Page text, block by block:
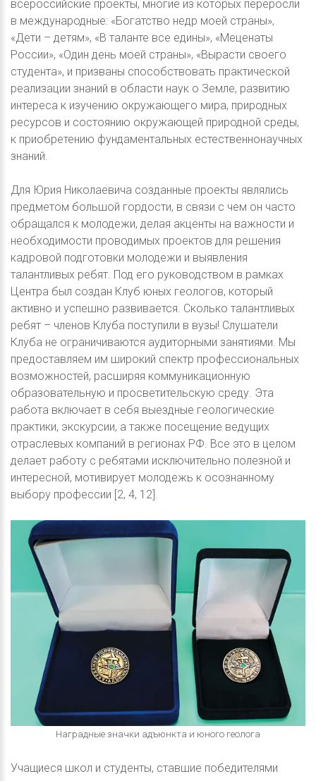
всероссийские проекты, многие из которых переросли
в международные: «Богатство недр моей страны»,
«Дети – детям», «В таланте все едины», «Меценаты
России», «Один день моей страны», «Вырасти своего
студента», и призваны способствовать практической
реализации знаний в области наук о Земле, развитию
интереса к изучению окружающего мира, природных
ресурсов и состоянию окружающей природной среды,
к приобретению фундаментальных естественнонаучных
знаний.
Для Юрия Николаевича созданные проекты являлись
предметом большой гордости, в связи с чем он часто
обращался к молодежи, делая акценты на важности и
необходимости проводимых проектов для решения
кадровой подготовки молодежи и выявления
талантливых ребят. Под его руководством в рамках
Центра был создан Клуб юных геологов, который
активно и успешно развивается. Сколько талантливых
ребят – членов Клуба поступили в вузы! Слушатели
Клуба не ограничиваются аудиторными занятиями. Мы
предоставляем им широкий спектр профессиональных
возможностей, расширяя коммуникационную
образовательную и просветительскую среду. Эта
работа включает в себя выездные геологические
практики, экскурсии, а также посещение ведущих
отраслевых компаний в регионах РФ. Все это в целом
делает работу с ребятами исключительно полезной и
интересной, мотивирует молодежь к осознанному
выбору профессии [2, 4, 12].
Наградные значки адъюнкта и юного геолога
Учащиеся школ и студенты, ставшие победителями